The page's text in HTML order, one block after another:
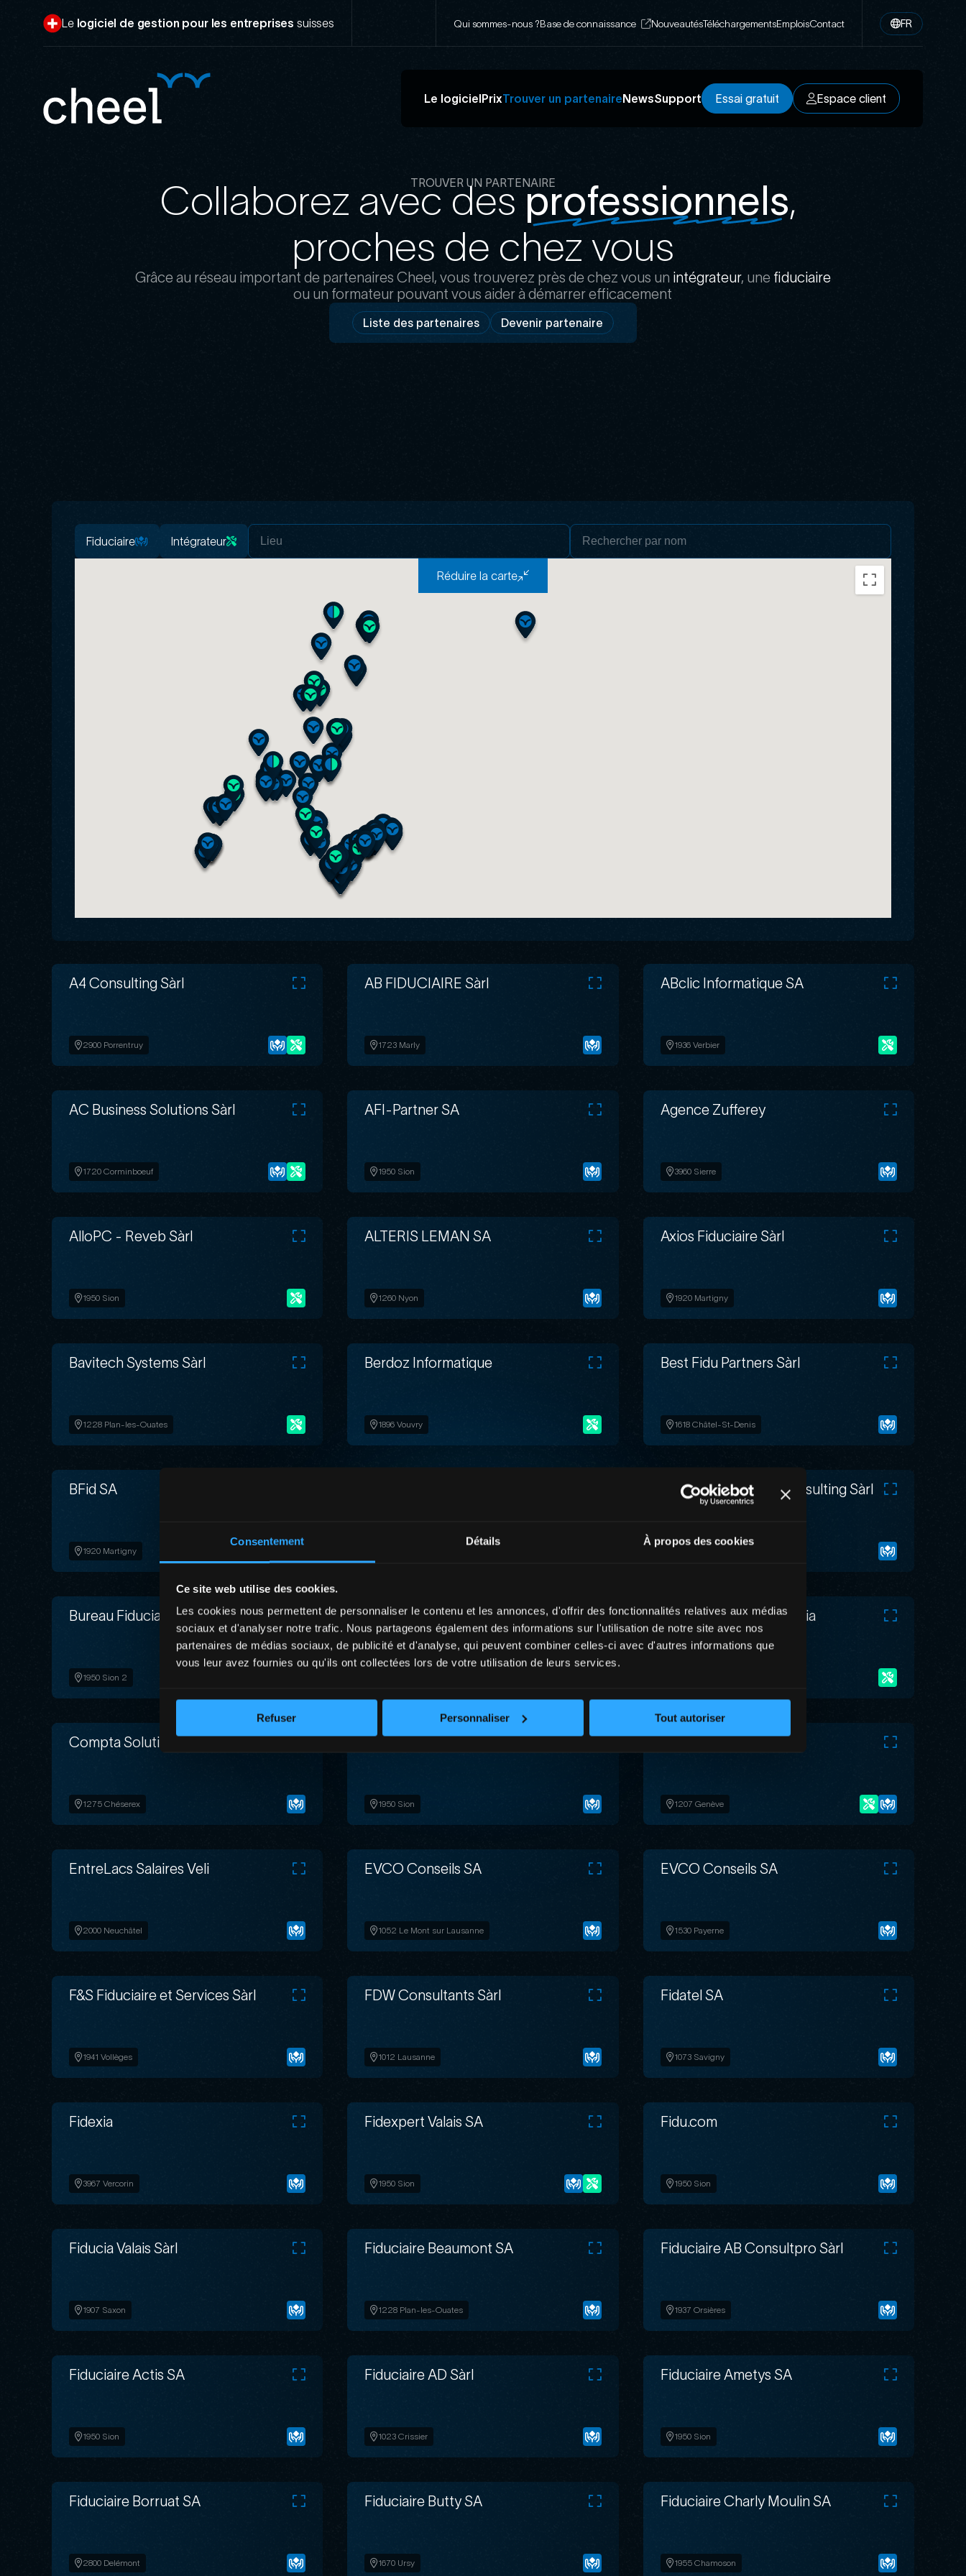
Consentement Détails À propos des cookies
Ce site web utilise des cookies.
Les cookies nous permettent de personnaliser le contenu et les annonces, d'offrir des fonctionnalités relatives aux médias
sociaux et d'analyser notre trafic. Nous partageons également des informations sur l'utilisation de notre site avec nos
partenaires de médias sociaux, de publicité et d'analyse, qui peuvent combiner celles-ci avec d'autres informations que
vous leur avez fournies ou qu'ils ont collectées lors de votre utilisation de leurs services.
Refuser Personnaliser Tout autoriser
contenu
principal
Le logiciel de gestion pour les entreprises suisses
secondaire
Qui sommes-nous ?Base de connaissance NouveautésTéléchargementsEmploisContact FR
Navigation
Le logicielPrixTrouver un partenaireNewsSupport Essai gratuit Espace client
Espace client
TROUVER UN PARTENAIRE
Collaborez avec des professionnels,
proches de chez vous
Grâce au réseau important de partenaires Cheel, vous trouverez près de chez vous un intégrateur, une fiduciaire
ou un formateur pouvant vous aider à démarrer efficacement
Liste des partenaires Devenir partenaire
Fiduciaire Intégrateur
Réduire la carte
A4 Consulting Sàrl
2900 Porrentruy
AB FIDUCIAIRE Sàrl
1723 Marly
ABclic Informatique SA
1936 Verbier
AC Business Solutions Sàrl
1720 Corminboeuf
AFI-Partner SA
1950 Sion
Agence Zufferey
3960 Sierre
AlloPC - Reveb Sàrl
1950 Sion
ALTERIS LEMAN SA
1260 Nyon
Axios Fiduciaire Sàrl
1920 Martigny
Bavitech Systems Sàrl
1228 Plan-les-Ouates
Berdoz Informatique
1896 Vouvry
Best Fidu Partners Sàrl
1618 Châtel-St-Denis
BFid SA
1920 Martigny
Boillat & Signoretti Consulting Sàrl
2035 Corcelles NE
Bureau Fiduciaire Ragazzi Sàrl
1950 Sion 2
BYC Fiduciaire SA CARPE DIEM Multimedia
Compta Solutions Sàrl
1275 Chéserex 1950 Sion 1207 Genève
EntreLacs Salaires Veli
2000 Neuchâtel
EVCO Conseils SA
1052 Le Mont sur Lausanne
EVCO Conseils SA
1530 Payerne
F&S Fiduciaire et Services Sàrl
1941 Vollèges
FDW Consultants Sàrl
1012 Lausanne
Fidatel SA
1073 Savigny
Fidexia
3967 Vercorin
Fidexpert Valais SA
1950 Sion
Fidu.com
1950 Sion
Fiducia Valais Sàrl
1907 Saxon
Fiduciaire Beaumont SA
1228 Plan-les-Ouates
Fiduciaire AB Consultpro Sàrl
1937 Orsières
Fiduciaire Actis SA
1950 Sion
Fiduciaire AD Sàrl
1023 Crissier
Fiduciaire Ametys SA
1950 Sion
Fiduciaire Borruat SA
2800 Delémont
Fiduciaire Butty SA
1670 Ursy
Fiduciaire Charly Moulin SA
1955 Chamoson